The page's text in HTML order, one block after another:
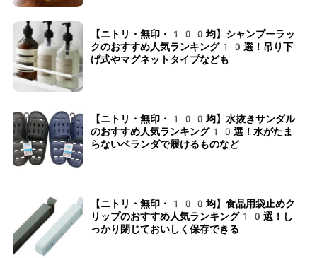
【ニトリ・無印・100均】シャンプーラッ
クのおすすめ人気ランキング10選！吊り下
げ式やマグネットタイプなども
【ニトリ・無印・100均】水抜きサンダル
のおすすめ人気ランキング10選！水がたま
らないベランダで履けるものなど
【ニトリ・無印・100均】食品用袋止めク
リップのおすすめ人気ランキング10選！し
っかり閉じておいしく保存できる